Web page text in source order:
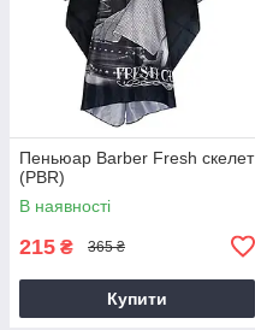
Пеньюар Barber Fresh скелет
(PBR)
В наявності
215 ₴ 365 ₴
Купити